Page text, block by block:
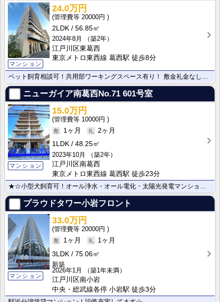
マンション
24.0万円
20000円
2LDK
56.85㎡
2024年8月
（築2年）
江戸川区東葛西
東京メトロ東西線 葛西駅 徒歩8分
ペット飼育相談可！共用部ワーキングスペース有り！ 敷金礼金なしのフリーレント一ヵ月あり！
ニューガイア南葛西No.71 601号室
マンション
15.0万円
10000円
1ヶ月
2ヶ月
1LDK
48.25㎡
2023年10月
（築2年）
江戸川区南葛西
東京メトロ東西線 葛西駅 徒歩23分
★☆小型犬飼育可！オール浄水・オール電化・太陽光発電マンション☆★
プラウドタワー小岩フロント
マンション
33.0万円
20000円
1ヶ月
1ヶ月
3LDK
75.06㎡
新築
2026年1月
（築1年未満）
江戸川区南小岩
中央・総武線各停 小岩駅 徒歩3分